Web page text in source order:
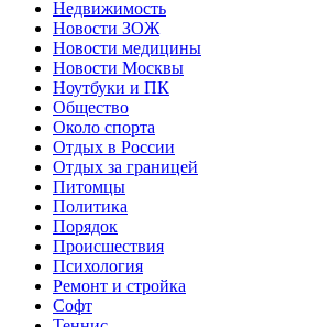
Недвижимость
Новости ЗОЖ
Новости медицины
Новости Москвы
Ноутбуки и ПК
Общество
Около спорта
Отдых в России
Отдых за границей
Питомцы
Политика
Порядок
Происшествия
Психология
Ремонт и стройка
Софт